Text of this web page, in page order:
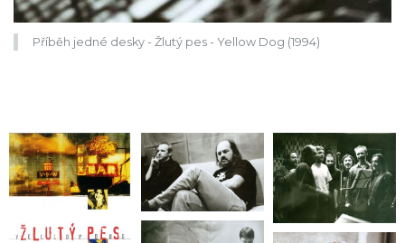
Příběh jedné desky - Žlutý pes - Yellow Dog (1994)